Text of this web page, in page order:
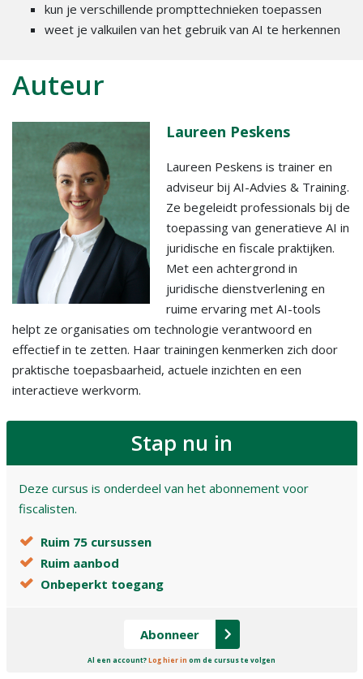
kun je verschillende prompttechnieken toepassen
weet je valkuilen van het gebruik van AI te herkennen
Auteur
Laureen Peskens
Laureen Peskens is trainer en
adviseur bij AI-Advies & Training.
Ze begeleidt professionals bij de
toepassing van generatieve AI in
juridische en fiscale praktijken.
Met een achtergrond in
juridische dienstverlening en
ruime ervaring met AI-tools
helpt ze organisaties om technologie verantwoord en
effectief in te zetten. Haar trainingen kenmerken zich door
praktische toepasbaarheid, actuele inzichten en een
interactieve werkvorm.
Stap nu in
Deze cursus is onderdeel van het abonnement voor
fiscalisten.
Ruim 75 cursussen
Ruim aanbod
Onbeperkt toegang
Abonneer
Al een account?Log hier in om de cursus te volgen